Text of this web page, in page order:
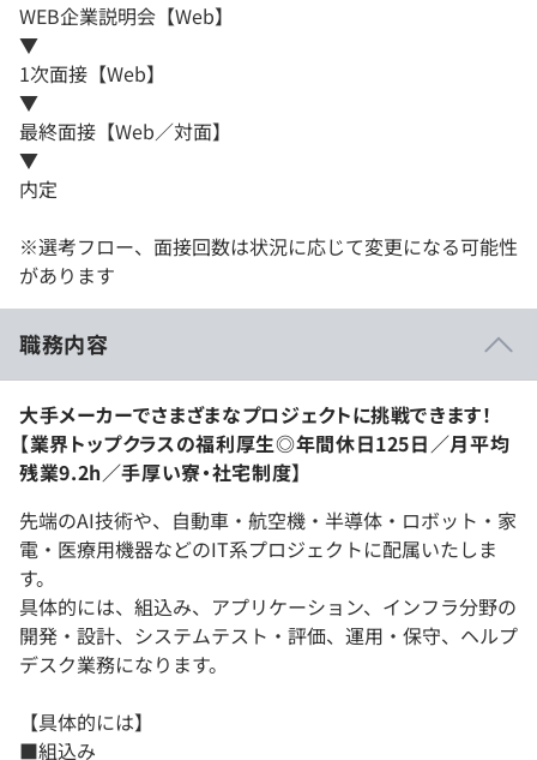
WEB企業説明会【Web】
▼
1次面接【Web】
▼
最終面接【Web／対面】
▼
内定
※選考フロー、面接回数は状況に応じて変更になる可能性
があります
職務内容
大手メーカーでさまざまなプロジェクトに挑戦できます！
【業界トップクラスの福利厚生◎年間休日125日／月平均
残業9.2h／手厚い寮・社宅制度】
先端のAI技術や、自動車・航空機・半導体・ロボット・家
電・医療用機器などのIT系プロジェクトに配属いたしま
す。
具体的には、組込み、アプリケーション、インフラ分野の
開発・設計、システムテスト・評価、運用・保守、ヘルプ
デスク業務になります。
【具体的には】
■組込み